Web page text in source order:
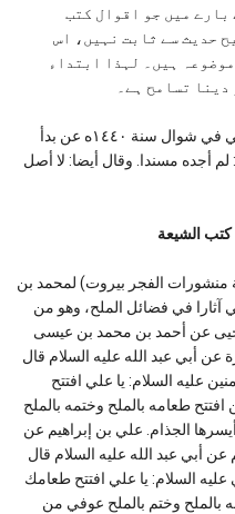
بارے میں جو اقوال کتب
حدیث سے ثابت نہیں، اس
ہیں۔ لہذا ابتداء
تسامح ہے۔
وسألت شيخنا العلامة محمد تقي العثماني في شوال سنة ١٤٤٠ه عن بدأ
لم أجده مسندا. وقال أيضا: لا أصل
كتب الشيعة
كتاب الكافي (٦/٢٠٢، طبعة منشورات الفجر بيروت) لمحمد بن
آثارا في فضائل الملح، وهو من
عن أحمد بن محمد بن عيسى
أبي عبد الله عليه السلام قال
عليه السلام: يا علي افتتح
طعامه بالملح وختمه بالملح
الجذام. علي بن إبراهيم عن
أبي عبد الله عليه السلام قال
السلام: يا علي افتتح طعامك
بالملح وختم بالملح عوفي من